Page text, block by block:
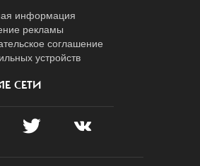
информация
рекламы
соглашение
устройств
СЕТИ